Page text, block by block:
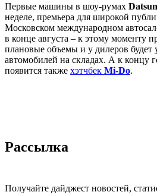
Первые машины в шоу-румах Datsun
неделе, премьера для широкой
Московском международном
в конце августа – к этому моменту
плановые объемы и у дилеров
автомобилей на складах. А к концу
появится также хэтчбек Mi-Do.
Рассылка
Получайте дайджест новостей,